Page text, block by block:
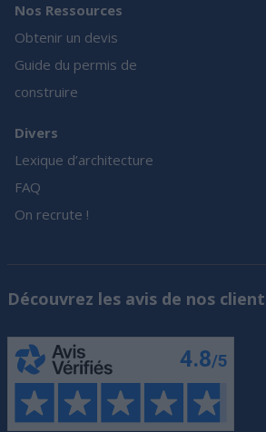
Nos Ressources
Obtenir un devis
Guide du permis de
construire
Divers
Lexique d’architecture
FAQ
On recrute !
Découvrez les avis de nos